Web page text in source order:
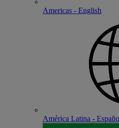
Americas - English
América Latina -